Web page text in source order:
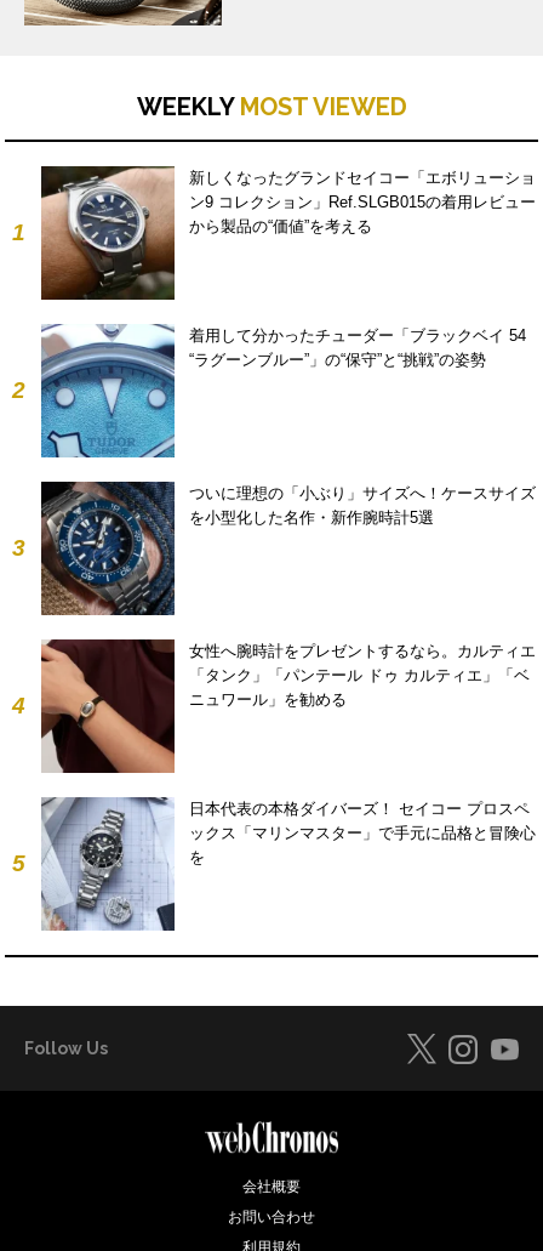
WEEKLY MOST VIEWED
1
新しくなったグランドセイコー「エボリューショ
ン9 コレクション」Ref.SLGB015の着用レビュー
から製品の“価値”を考える
2
着用して分かったチューダー「ブラックベイ 54
“ラグーンブルー”」の“保守”と“挑戦”の姿勢
3
ついに理想の「小ぶり」サイズへ！ケースサイズ
を小型化した名作・新作腕時計5選
4
女性へ腕時計をプレゼントするなら。カルティエ
「タンク」「パンテール ドゥ カルティエ」「ベ
ニュワール」を勧める
5
日本代表の本格ダイバーズ！ セイコー プロスペ
ックス「マリンマスター」で手元に品格と冒険心
を
Follow Us
会社概要
お問い合わせ